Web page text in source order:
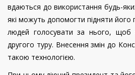
вдаються до використання будь-
які можуть допомогти підняти його
людей голосувати за нього,
другого туру. Внесення змін до
такою технологією.